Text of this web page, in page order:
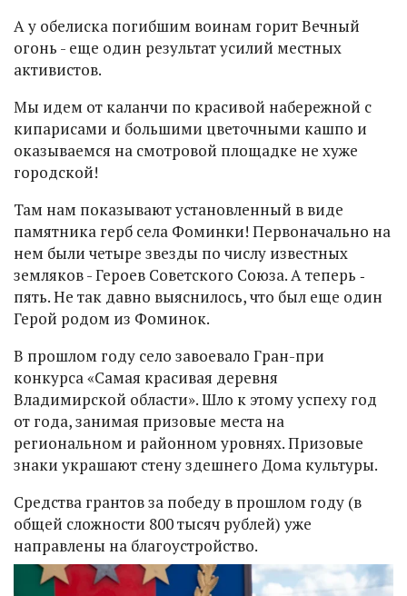
А у обелиска погибшим воинам горит Вечный
огонь - еще один результат усилий местных
активистов.
Мы идем от каланчи по красивой набережной с
кипарисами и большими цветочными кашпо и
оказываемся на смотровой площадке не хуже
городской!
Там нам показывают установленный в виде
памятника герб села Фоминки! Первоначально на
нем были четыре звезды по числу известных
земляков - Героев Советского Союза. А теперь ‑
пять. Не так давно выяснилось, что был еще один
Герой родом из Фоминок.
В прошлом году село завоевало Гран-при
конкурса «Самая красивая деревня
Владимирской области». Шло к этому успеху год
от года, занимая призовые места на
региональном и районном уровнях. Призовые
знаки украшают стену здешнего Дома культуры.
Средства грантов за победу в прошлом году (в
общей сложности 800 тысяч рублей) уже
направлены на благоустройство.